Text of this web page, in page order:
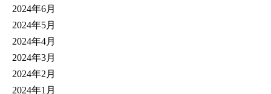
2024年6月
2024年5月
2024年4月
2024年3月
2024年2月
2024年1月